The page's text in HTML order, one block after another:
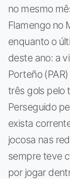
no mesmo
Flamengo no
enquanto o
deste ano: a
Porteño
três gols pelo
Perseguido
exista
jocosa nas
sempre teve
por jogar